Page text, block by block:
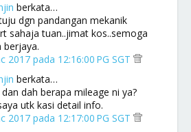
berkata…
dgn pandangan mekanik
sahaja tuan..jimat kos..semoga
berjaya.
2017 pada 12:16:00 PG SGT
berkata…
dah berapa mileage ni ya?
utk kasi detail info.
2017 pada 12:17:00 PG SGT